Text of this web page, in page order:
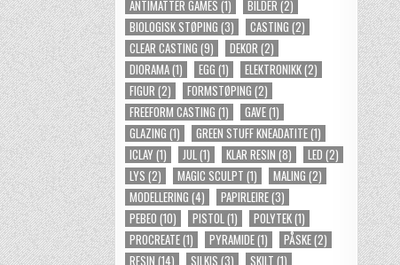
ANTIMATTER GAMES (1) BILDER (2)
BIOLOGISK STØPING (3) CASTING (2)
CLEAR CASTING (9) DEKOR (2)
DIORAMA(1) EGG (1) ELEKTRONIKK(2)
FIGUR (2) FORMSTØPING (2)
FREEFORM CASTING (1) GAVE(1)
GLAZING (1) GREEN STUFF KNEADATITE(1)
ICLAY(1) JUL (1) KLAR RESIN (8) LED (2)
LYS (2) MAGIC SCULPT (1) MALING (2)
MODELLERING (4) PAPIRLEIRE(3)
PEBEO (10) PISTOL (1) POLYTEK(1)
PROCREATE(1) PYRAMIDE(1) PÅSKE(2)
RESIN (14) SILKIS (3) SKILT (1)